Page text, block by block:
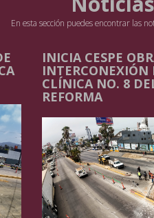
En esta sección puedes encontrar las
INICIA CESPE
INTERCONEXIÓN
CLÍNICA NO. 8
REFORMA